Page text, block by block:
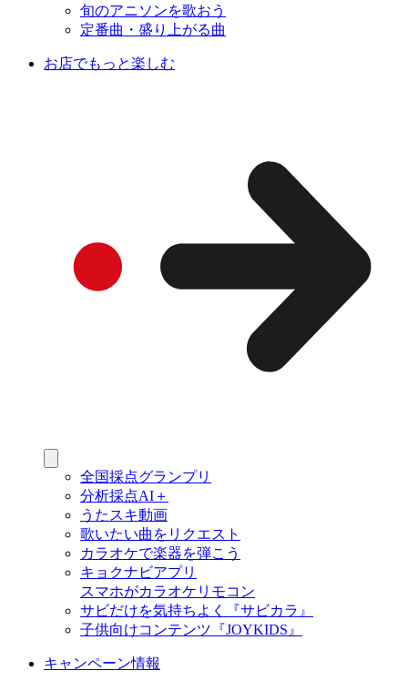
旬のアニソンを歌おう
定番曲・盛り上がる曲
お店でもっと楽しむ
全国採点グランプリ
分析採点AI＋
うたスキ動画
歌いたい曲をリクエスト
カラオケで楽器を弾こう
キョクナビアプリ
スマホがカラオケリモコン
サビだけを気持ちよく『サビカラ』
子供向けコンテンツ『JOYKIDS』
キャンペーン情報